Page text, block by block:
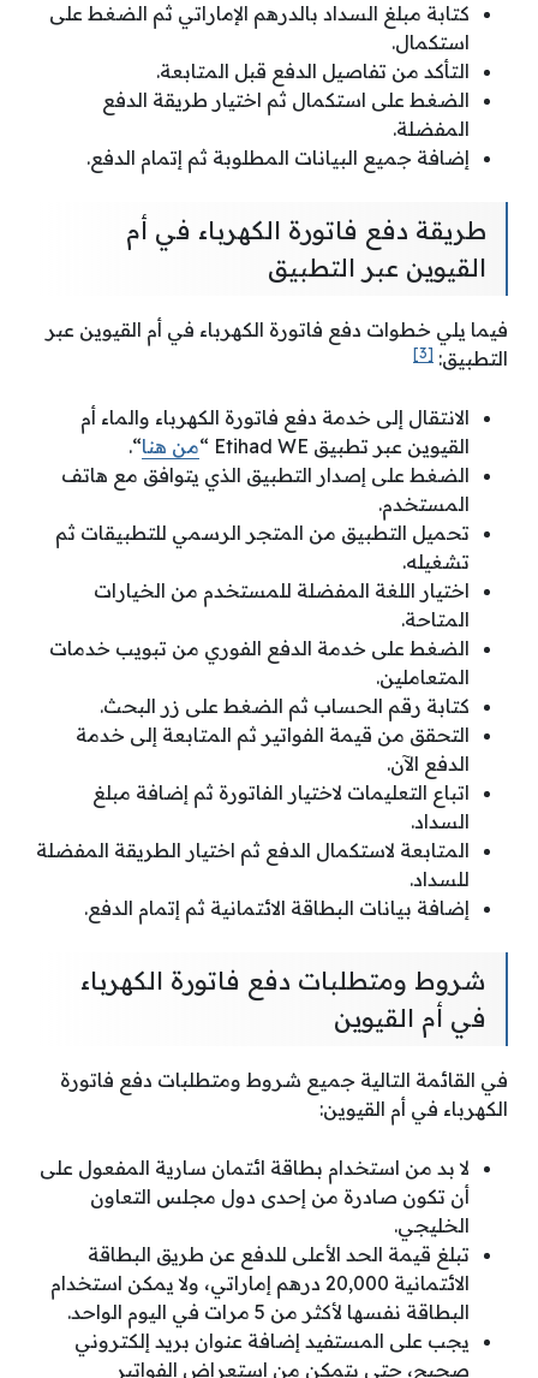
كتابة مبلغ السداد بالدرهم الإماراتي ثم الضغط على
استكمال.
التأكد من تفاصيل الدفع قبل المتابعة.
الضغط على استكمال ثم اختيار طريقة الدفع
المفضلة.
إضافة جميع البيانات المطلوبة ثم إتمام الدفع.
طريقة دفع فاتورة الكهرباء في أم
القيوين عبر التطبيق
فيما يلي خطوات دفع فاتورة الكهرباء في أم القيوين عبر
التطبيق: [3]
الانتقال إلى خدمة دفع فاتورة الكهرباء والماء أم
القيوين عبر تطبيق Etihad WE “
من هنا“.
الضغط على إصدار التطبيق الذي يتوافق مع هاتف
المستخدم.
تحميل التطبيق من المتجر الرسمي للتطبيقات ثم
تشغيله.
اختيار اللغة المفضلة للمستخدم من الخيارات
المتاحة.
الضغط على خدمة الدفع الفوري من تبويب خدمات
المتعاملين.
كتابة رقم الحساب ثم الضغط على زر البحث.
التحقق من قيمة الفواتير ثم المتابعة إلى خدمة
الدفع الآن.
اتباع التعليمات لاختيار الفاتورة ثم إضافة مبلغ
السداد.
المتابعة لاستكمال الدفع ثم اختيار الطريقة المفضلة
للسداد.
إضافة بيانات البطاقة الائتمانية ثم إتمام الدفع.
شروط ومتطلبات دفع فاتورة الكهرباء
في أم القيوين
في القائمة التالية جميع شروط ومتطلبات دفع فاتورة
الكهرباء في أم القيوين:
لا بد من استخدام بطاقة ائتمان سارية المفعول على
أن تكون صادرة من إحدى دول مجلس التعاون
الخليجي.
تبلغ قيمة الحد الأعلى للدفع عن طريق البطاقة
الائتمانية 20,000 درهم إماراتي، ولا يمكن استخدام
البطاقة نفسها لأكثر من 5 مرات في اليوم الواحد.
يجب على المستفيد إضافة عنوان بريد إلكتروني
صحيح، حتى يتمكن من استعراض الفواتير